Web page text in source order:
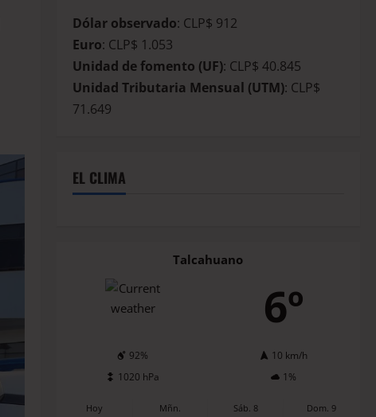
Dólar observado: CLP$ 912
Euro: CLP$ 1.053
Unidad de fomento (UF): CLP$ 40.845
Unidad Tributaria Mensual (UTM): CLP$
71.649
EL CLIMA
Talcahuano
6º
92%
10 km/h
1020 hPa
1%
Hoy
Mñn.
Sáb. 8
Dom. 9